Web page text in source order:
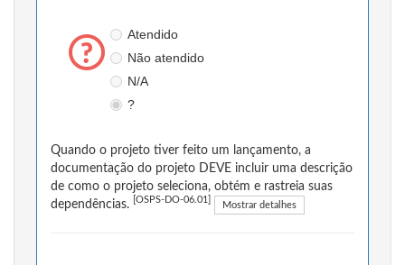
Atendido
Não atendido
N/A
?
Quando o projeto tiver feito um lançamento, a
documentação do projeto DEVE incluir uma descrição
de como o projeto seleciona, obtém e rastreia suas
dependências.
[OSPS-DO-06.01] Mostrar detalhes